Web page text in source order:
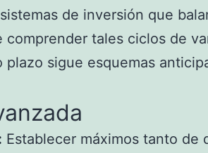
de inversión que
tales ciclos de
sigue esquemas
Establecer máximos tanto